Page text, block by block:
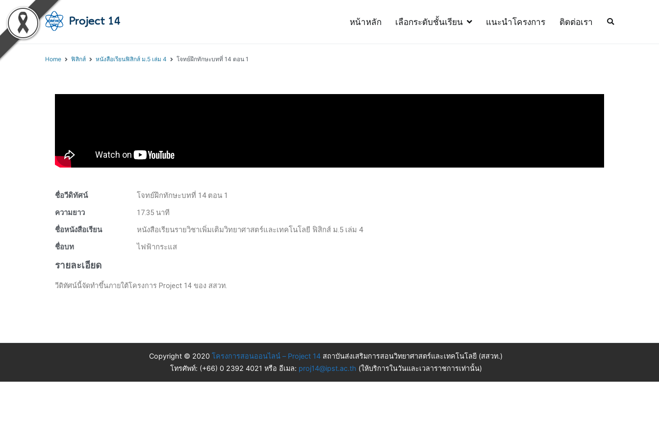
หน้าหลัก เลือกระดับชั้นเรียน แนะนำโครงการ ติดต่อเรา
Home ฟิสิกส์ หนังสือเรียนฟิสิกส์ ม.5 เล่ม 4 โจทย์ฝึกทักษะบทที่ 14 ตอน 1
ชื่อวีดิทัศน์
โจทย์ฝึกทักษะบทที่ 14 ตอน 1
ความยาว
17.35 นาที
ชื่อหนังสือเรียน
หนังสือเรียนรายวิชาเพิ่มเติมวิทยาศาสตร์และเทคโนโลยี ฟิสิกส์ ม.5 เล่ม 4
ชื่อบท
ไฟฟ้ากระแส
รายละเอียด
วีดิทัศน์นี้จัดทำขึ้นภายใต้โครงการ Project 14 ของ สสวท.
Copyright © 2020 โครงการสอนออนไลน์ – Project 14 สถาบันส่งเสริมการสอนวิทยาศาสตร์และเทคโนโลยี (สสวท.)
โทรศัพท์: (+66) 0 2392 4021 หรือ อีเมล: proj14@ipst.ac.th (ให้บริการในวันและเวลาราชการเท่านั้น)